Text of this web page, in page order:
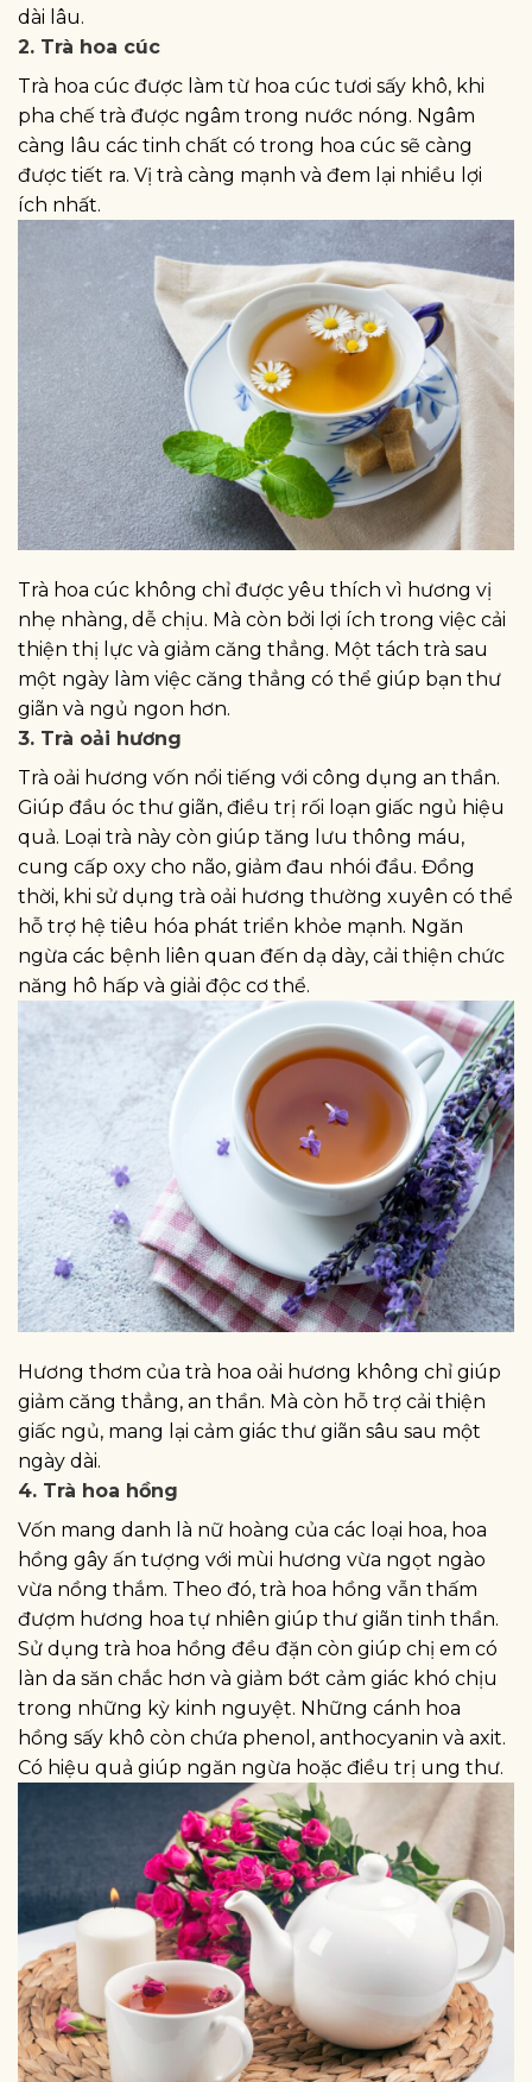
dài lâu.
2. Trà hoa cúc
Trà hoa cúc được làm từ hoa cúc tươi sấy khô, khi
pha chế trà được ngâm trong nước nóng. Ngâm
càng lâu các tinh chất có trong hoa cúc sẽ càng
được tiết ra. Vị trà càng mạnh và đem lại nhiều lợi
ích nhất.
Trà hoa cúc không chỉ được yêu thích vì hương vị
nhẹ nhàng, dễ chịu. Mà còn bởi lợi ích trong việc cải
thiện thị lực và giảm căng thẳng. Một tách trà sau
một ngày làm việc căng thẳng có thể giúp bạn thư
giãn và ngủ ngon hơn.
3. Trà oải hương
Trà oải hương vốn nổi tiếng với công dụng an thần.
Giúp đầu óc thư giãn, điều trị rối loạn giấc ngủ hiệu
quả. Loại trà này còn giúp tăng lưu thông máu,
cung cấp oxy cho não, giảm đau nhói đầu. Đồng
thời, khi sử dụng trà oải hương thường xuyên có thể
hỗ trợ hệ tiêu hóa phát triển khỏe mạnh. Ngăn
ngừa các bệnh liên quan đến dạ dày, cải thiện chức
năng hô hấp và giải độc cơ thể.
Hương thơm của trà hoa oải hương không chỉ giúp
giảm căng thẳng, an thần. Mà còn hỗ trợ cải thiện
giấc ngủ, mang lại cảm giác thư giãn sâu sau một
ngày dài.
4. Trà hoa hồng
Vốn mang danh là nữ hoàng của các loại hoa, hoa
hồng gây ấn tượng với mùi hương vừa ngọt ngào
vừa nồng thắm. Theo đó, trà hoa hồng vẫn thấm
đượm hương hoa tự nhiên giúp thư giãn tinh thần.
Sử dụng trà hoa hồng đều đặn còn giúp chị em có
làn da săn chắc hơn và giảm bớt cảm giác khó chịu
trong những kỳ kinh nguyệt. Những cánh hoa
hồng sấy khô còn chứa phenol, anthocyanin và axit.
Có hiệu quả giúp ngăn ngừa hoặc điều trị ung thư.